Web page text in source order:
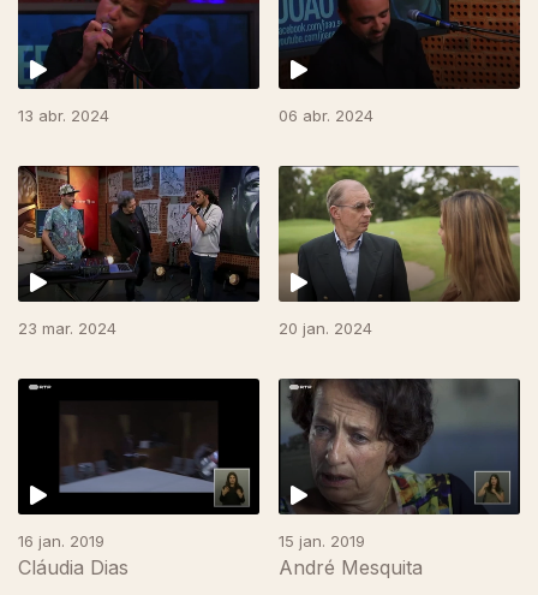
13 abr. 2024 06 abr. 2024
23 mar. 2024 20 jan. 2024
16 jan. 2019
Cláudia Dias
15 jan. 2019
André Mesquita